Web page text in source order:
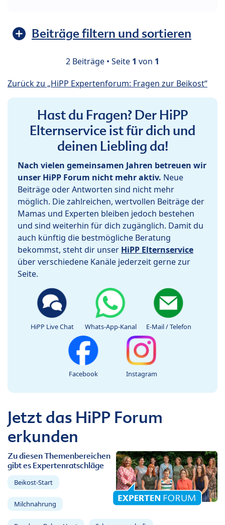
Beiträge filtern und sortieren
2 Beiträge • Seite 1 von 1
Zurück zu „HiPP Expertenforum: Fragen zur Beikost“
Hast du Fragen? Der HiPP
Elternservice ist für dich und
deinen Liebling da!
Nach vielen gemeinsamen Jahren betreuen wir
unser HiPP Forum nicht mehr aktiv. Neue
Beiträge oder Antworten sind nicht mehr
möglich. Die zahlreichen, wertvollen Beiträge der
Mamas und Experten bleiben jedoch bestehen
und sind weiterhin für dich zugänglich. Damit du
auch künftig die bestmögliche Beratung
bekommst, steht dir unser HiPP Elternservice
über verschiedene Kanäle jederzeit gerne zur
Seite.
HiPP Live Chat Whats-App-Kanal E-Mail / Telefon
Facebook Instagram
Jetzt das HiPP Forum
erkunden
Zu diesen Themenbereichen
gibt es Expertenratschläge
Beikost-Start
Milchnahrung